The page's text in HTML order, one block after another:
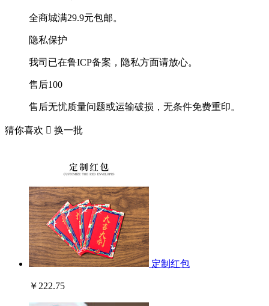
全商城满29.9元包邮。
隐私保护
我司已在鲁ICP备案，隐私方面请放心。
售后100
售后无忧质量问题或运输破损，无条件免费重印。
猜你喜欢  换一批
定制红包
￥222.75